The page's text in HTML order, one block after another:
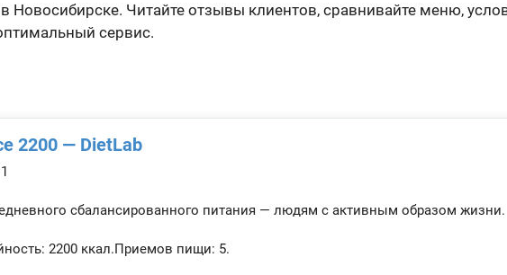
Новосибирске. Читайте отзывы клиентов, сравнивайте меню,
сервис.
2200 — DietLab
1
сбалансированного питания — людям с активным образом жизни.
2200 ккал.Приемов пищи: 5.